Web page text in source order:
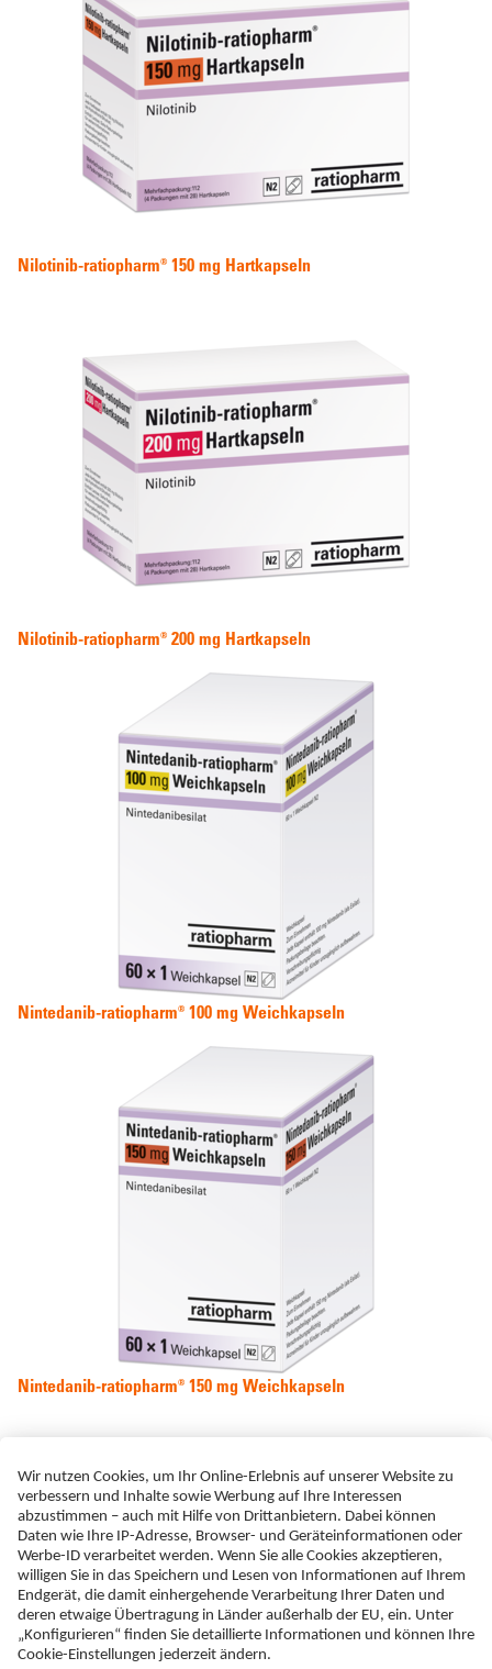
Nilotinib-ratiopharm® 150 mg Hartkapseln
Nilotinib-ratiopharm® 200 mg Hartkapseln
Nintedanib-ratiopharm® 100 mg Weichkapseln
Nintedanib-ratiopharm® 150 mg Weichkapseln